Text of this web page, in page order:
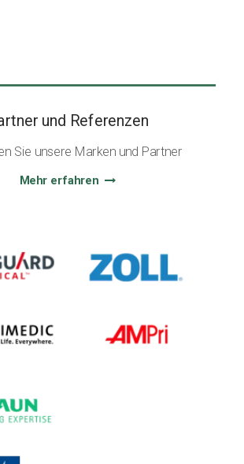
und Referenzen
Sie unsere Marken und Partner
Mehr erfahren